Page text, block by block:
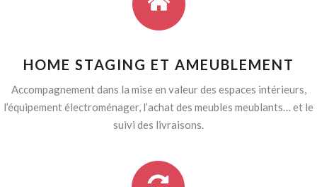
HOME STAGING ET AMEUBLEMENT
Accompagnement dans la mise en valeur des espaces intérieurs,
l’équipement électroménager, l’achat des meubles meublants… et le
suivi des livraisons.